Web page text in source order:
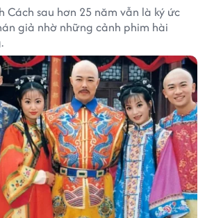
Cách sau hơn 25 năm vẫn là ký ức
giả nhờ những cảnh phim hài